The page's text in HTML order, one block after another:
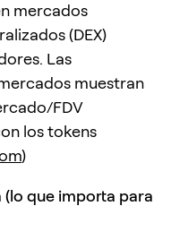
mercados
(DEX)
Las
muestran
FDV
los tokens
)
(lo que importa para